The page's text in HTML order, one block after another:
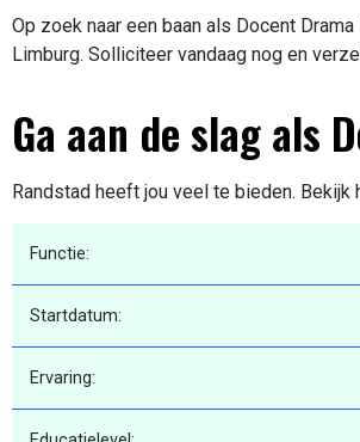
Op zoek naar een baan als Docent
Limburg. Solliciteer vandaag nog en
Ga aan de slag als
Randstad heeft jou veel te bieden.
Functie:
Startdatum:
Ervaring: